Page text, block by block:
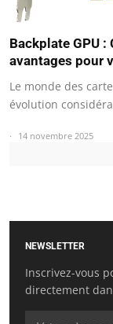
Backplate GPU
avantages pour
Le monde des
évolution
14 novembre 2025
NEWSLETTER
Inscrivez-vous
directement